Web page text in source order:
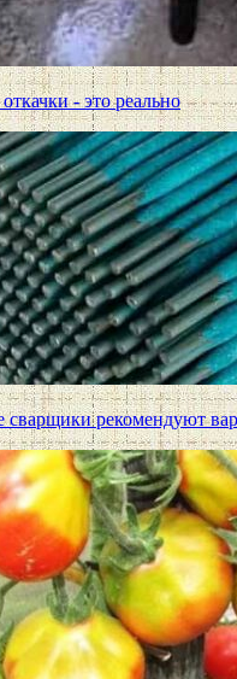
- это реально
рекомендуют